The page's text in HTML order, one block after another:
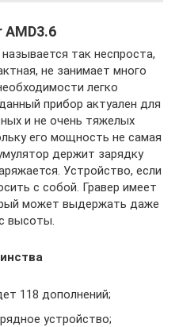
AMD3.6
так неспроста,
не занимает много
легко
прибор актуален для
и не очень тяжелых
его мощность не самая
держит зарядку
Устройство, если
с собой. Гравер имеет
может выдержать даже
высоты.
118 дополнений;
устройство;